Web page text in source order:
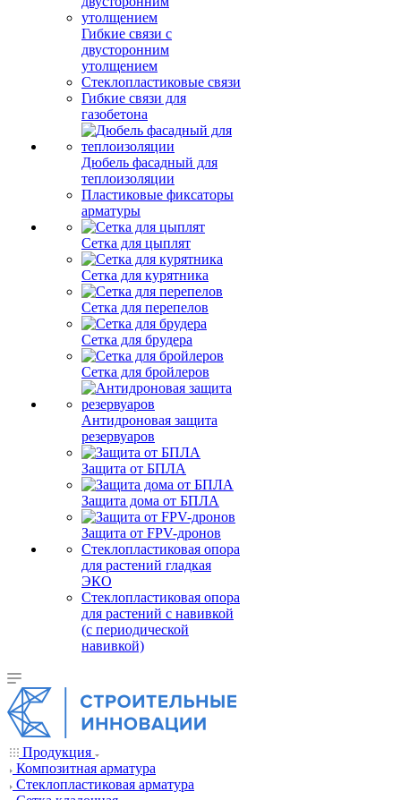
Гибкие связи с
двусторонним
утолщением
Стеклопластиковые связи
Гибкие связи для
газобетона
Дюбель фасадный для
теплоизоляции
Пластиковые фиксаторы
арматуры
Сетка для цыплят
Сетка для курятника
Сетка для перепелов
Сетка для брудера
Сетка для бройлеров
Антидроновая защита
резервуаров
Защита от БПЛА
Защита дома от БПЛА
Защита от FPV-дронов
Стеклопластиковая опора
для растений гладкая
ЭКО
Стеклопластиковая опора
для растений с навивкой
(с периодической
навивкой)
Продукция
Композитная арматура
Cтеклопластиковая арматура